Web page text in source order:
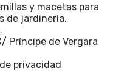
y macetas para
de jardinería.
Príncipe de Vergara
privacidad